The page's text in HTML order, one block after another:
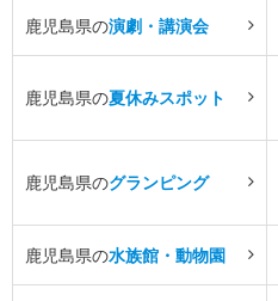
鹿児島県の演劇・講演会
鹿児島県の夏休みスポット
鹿児島県のグランピング
鹿児島県の水族館・動物園